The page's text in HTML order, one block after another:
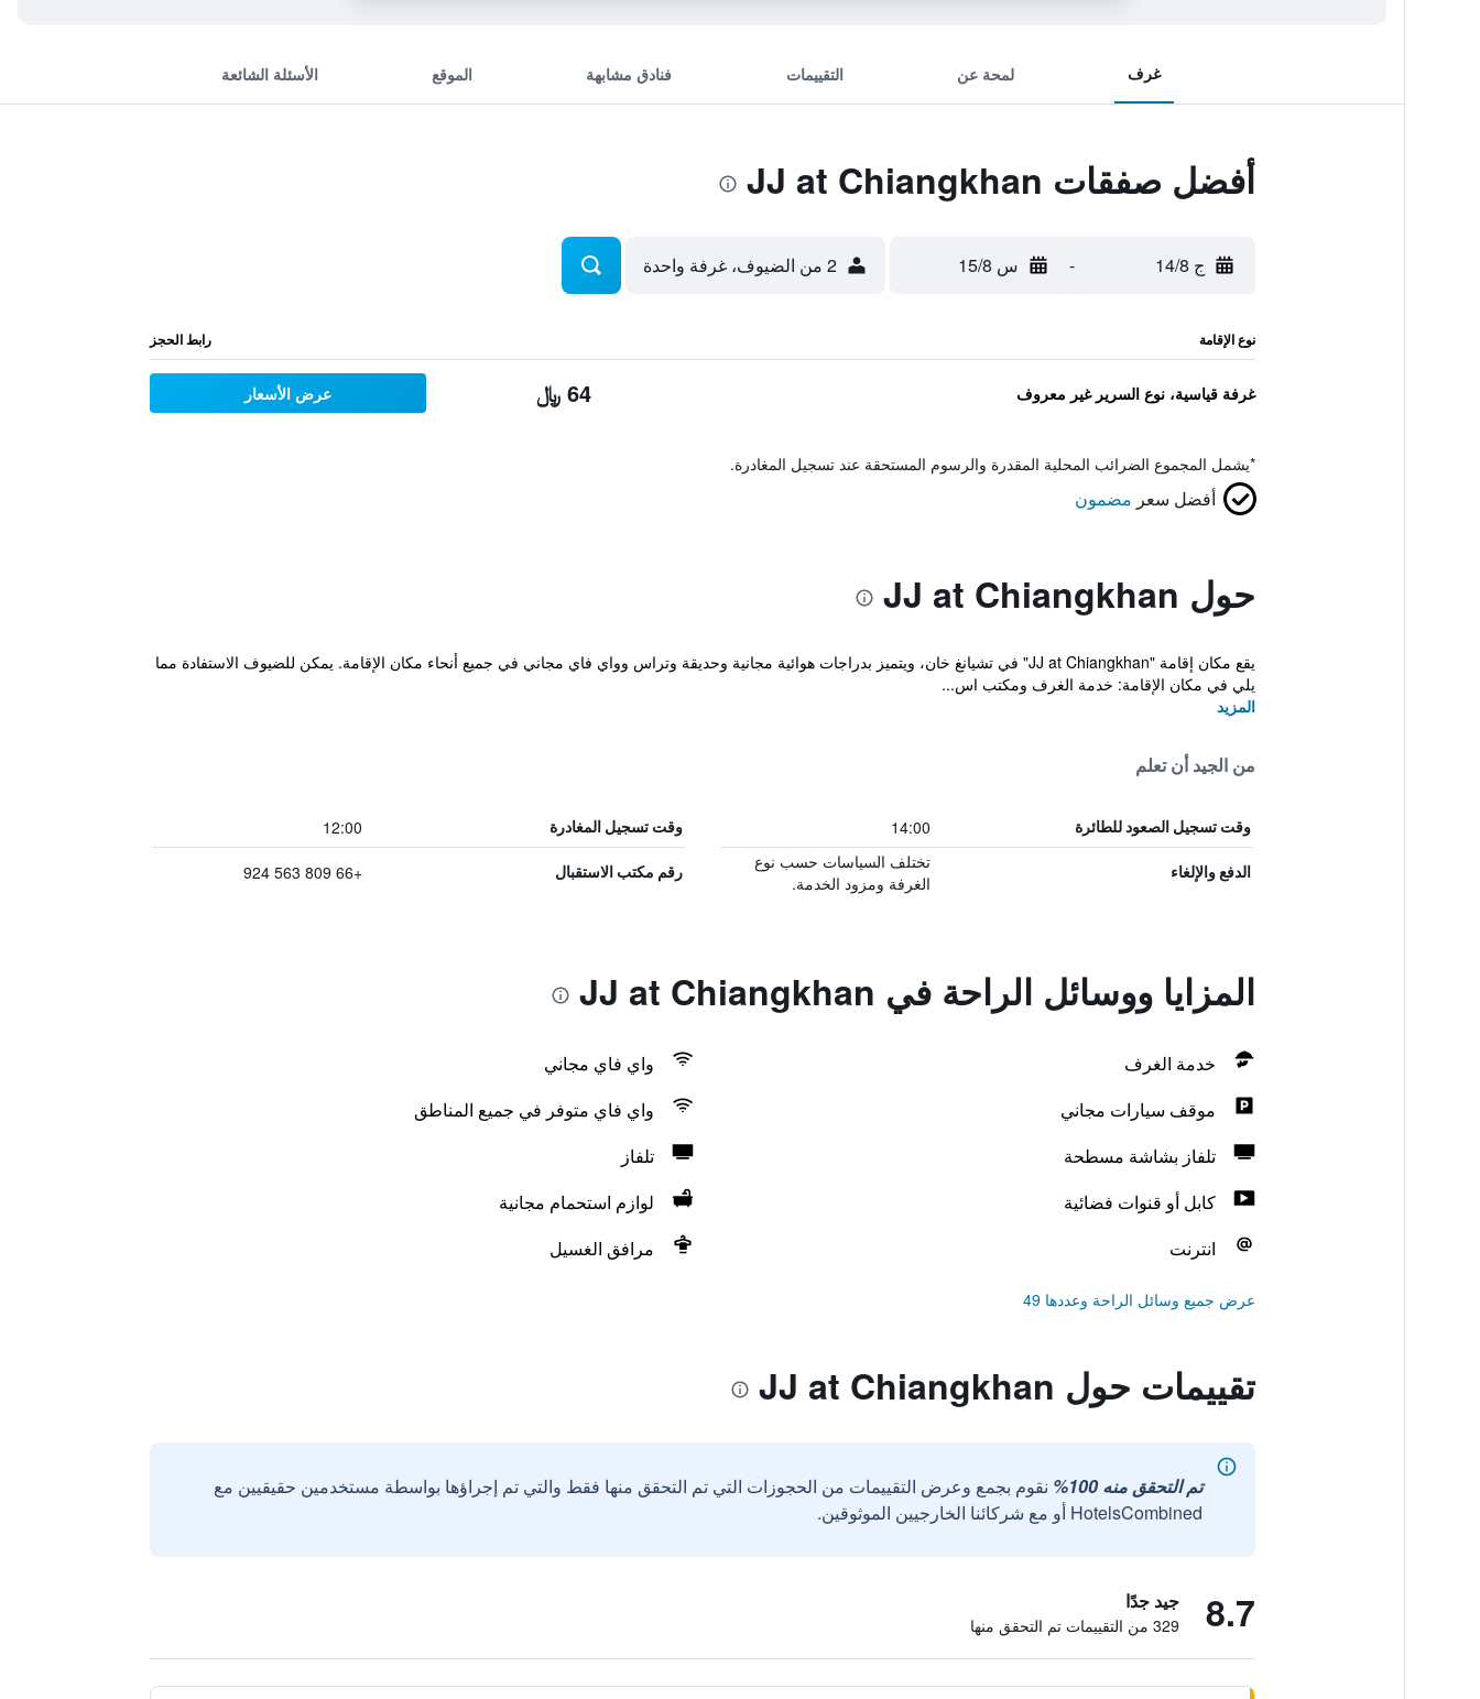
غرف لمحة عن التقييمات فنادق مشابهة الموقع الأسئلة الشائعة
أفضل صفقات JJ at Chiangkhan
ج 14/8 - س 15/8 2 من الضيوف، غرفة واحدة
نوع الإقامة رابط الحجز
غرفة قياسية، نوع السرير غير معروف 64 ﷼ عرض الأسعار
*يشمل المجموع الضرائب المحلية المقدرة والرسوم المستحقة عند تسجيل المغادرة.
أفضل سعر مضمون
حول JJ at Chiangkhan
يقع مكان إقامة "JJ at Chiangkhan" في تشيانغ خان، ويتميز بدراجات هوائية مجانية وحديقة وتراس وواي فاي مجاني في جميع أنحاء مكان الإقامة. يمكن للضيوف الاستفادة مما
يلي في مكان الإقامة: خدمة الغرف ومكتب اس...
المزيد
من الجيد أن تعلم
وقت تسجيل الصعود للطائرة 14:00 وقت تسجيل المغادرة 12:00
الدفع والإلغاء
تختلف السياسات حسب نوع
الغرفة ومزود الخدمة.
رقم مكتب الاستقبال +66 809 563 924
المزايا ووسائل الراحة في JJ at Chiangkhan
خدمة الغرف
واي فاي مجاني
موقف سيارات مجاني
واي فاي متوفر في جميع المناطق
تلفاز بشاشة مسطحة
تلفاز
كابل أو قنوات فضائية
لوازم استحمام مجانية
انترنت
مرافق الغسيل
عرض جميع وسائل الراحة وعددها 49
تقييمات حول JJ at Chiangkhan
تم التحقق منه 100%
نقوم بجمع وعرض التقييمات من الحجوزات التي تم التحقق منها فقط والتي تم إجراؤها بواسطة مستخدمين حقيقيين مع
HotelsCombined أو مع شركائنا الخارجيين الموثوقين.
8.7 جيد جدًا
329 من التقييمات تم التحقق منها